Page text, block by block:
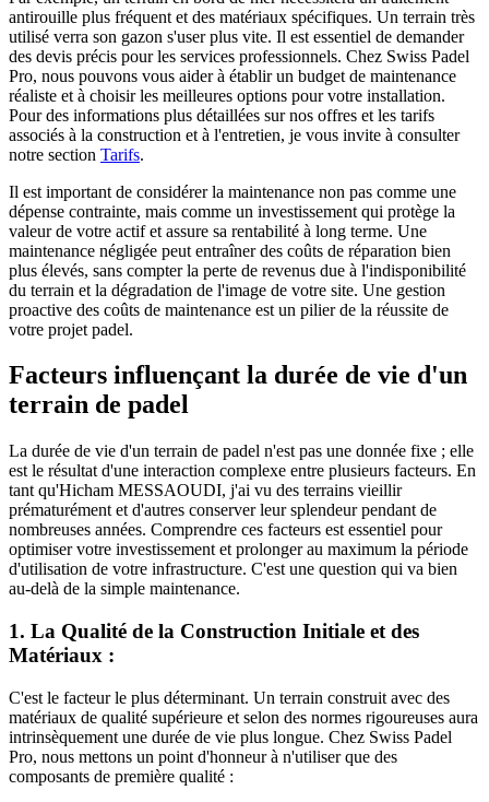
antirouille plus fréquent et des matériaux spécifiques. Un terrain très
utilisé verra son gazon s'user plus vite. Il est essentiel de demander
des devis précis pour les services professionnels. Chez Swiss Padel
Pro, nous pouvons vous aider à établir un budget de maintenance
réaliste et à choisir les meilleures options pour votre installation.
Pour des informations plus détaillées sur nos offres et les tarifs
associés à la construction et à l'entretien, je vous invite à consulter
notre section Tarifs.
Il est important de considérer la maintenance non pas comme une
dépense contrainte, mais comme un investissement qui protège la
valeur de votre actif et assure sa rentabilité à long terme. Une
maintenance négligée peut entraîner des coûts de réparation bien
plus élevés, sans compter la perte de revenus due à l'indisponibilité
du terrain et la dégradation de l'image de votre site. Une gestion
proactive des coûts de maintenance est un pilier de la réussite de
votre projet padel.
Facteurs influençant la durée de vie d'un
terrain de padel
La durée de vie d'un terrain de padel n'est pas une donnée fixe ; elle
est le résultat d'une interaction complexe entre plusieurs facteurs. En
tant qu'Hicham MESSAOUDI, j'ai vu des terrains vieillir
prématurément et d'autres conserver leur splendeur pendant de
nombreuses années. Comprendre ces facteurs est essentiel pour
optimiser votre investissement et prolonger au maximum la période
d'utilisation de votre infrastructure. C'est une question qui va bien
au-delà de la simple maintenance.
1. La Qualité de la Construction Initiale et des
Matériaux :
C'est le facteur le plus déterminant. Un terrain construit avec des
matériaux de qualité supérieure et selon des normes rigoureuses aura
intrinsèquement une durée de vie plus longue. Chez Swiss Padel
Pro, nous mettons un point d'honneur à n'utiliser que des
composants de première qualité :